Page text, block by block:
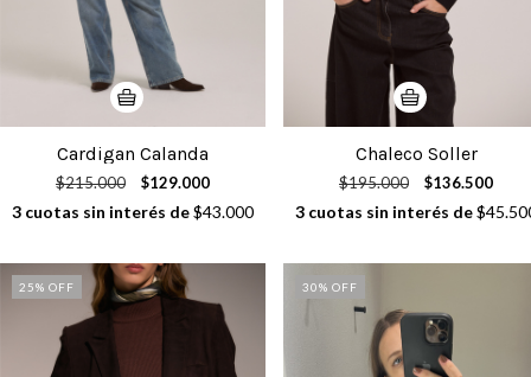
Cardigan Calanda
$215.000 $129.000
3 cuotas sin interés de$43.000
Chaleco Soller
$195.000 $136.500
3 cuotas sin interés de
25% OFF 30% OFF